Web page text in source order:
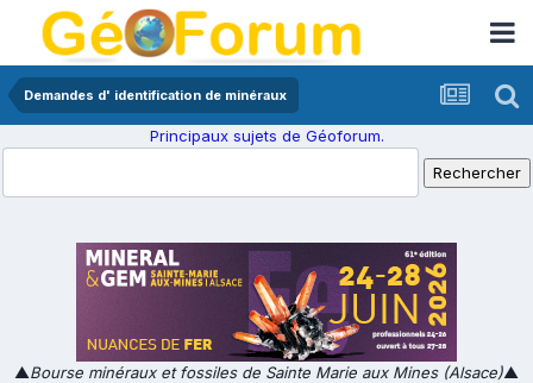
Demandes d' identification de minéraux
Principaux sujets de Géoforum.
▲Bourse minéraux et fossiles de Sainte Marie aux Mines (Alsace)▲